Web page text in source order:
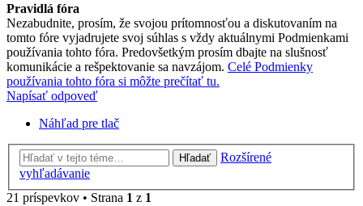
Pravidlá fóra
Nezabudnite, prosím, že svojou prítomnosťou a diskutovaním na
tomto fóre vyjadrujete svoj súhlas s vždy aktuálnymi Podmienkami
používania tohto fóra. Predovšetkým prosím dbajte na slušnosť
komunikácie a rešpektovanie sa navzájom. Celé Podmienky
používania tohto fóra si môžte prečítať tu.
Napísať odpoveď
Náhľad pre tlač
Hľadať
Rozšírené
vyhľadávanie
21 príspevkov • Strana 1 z 1